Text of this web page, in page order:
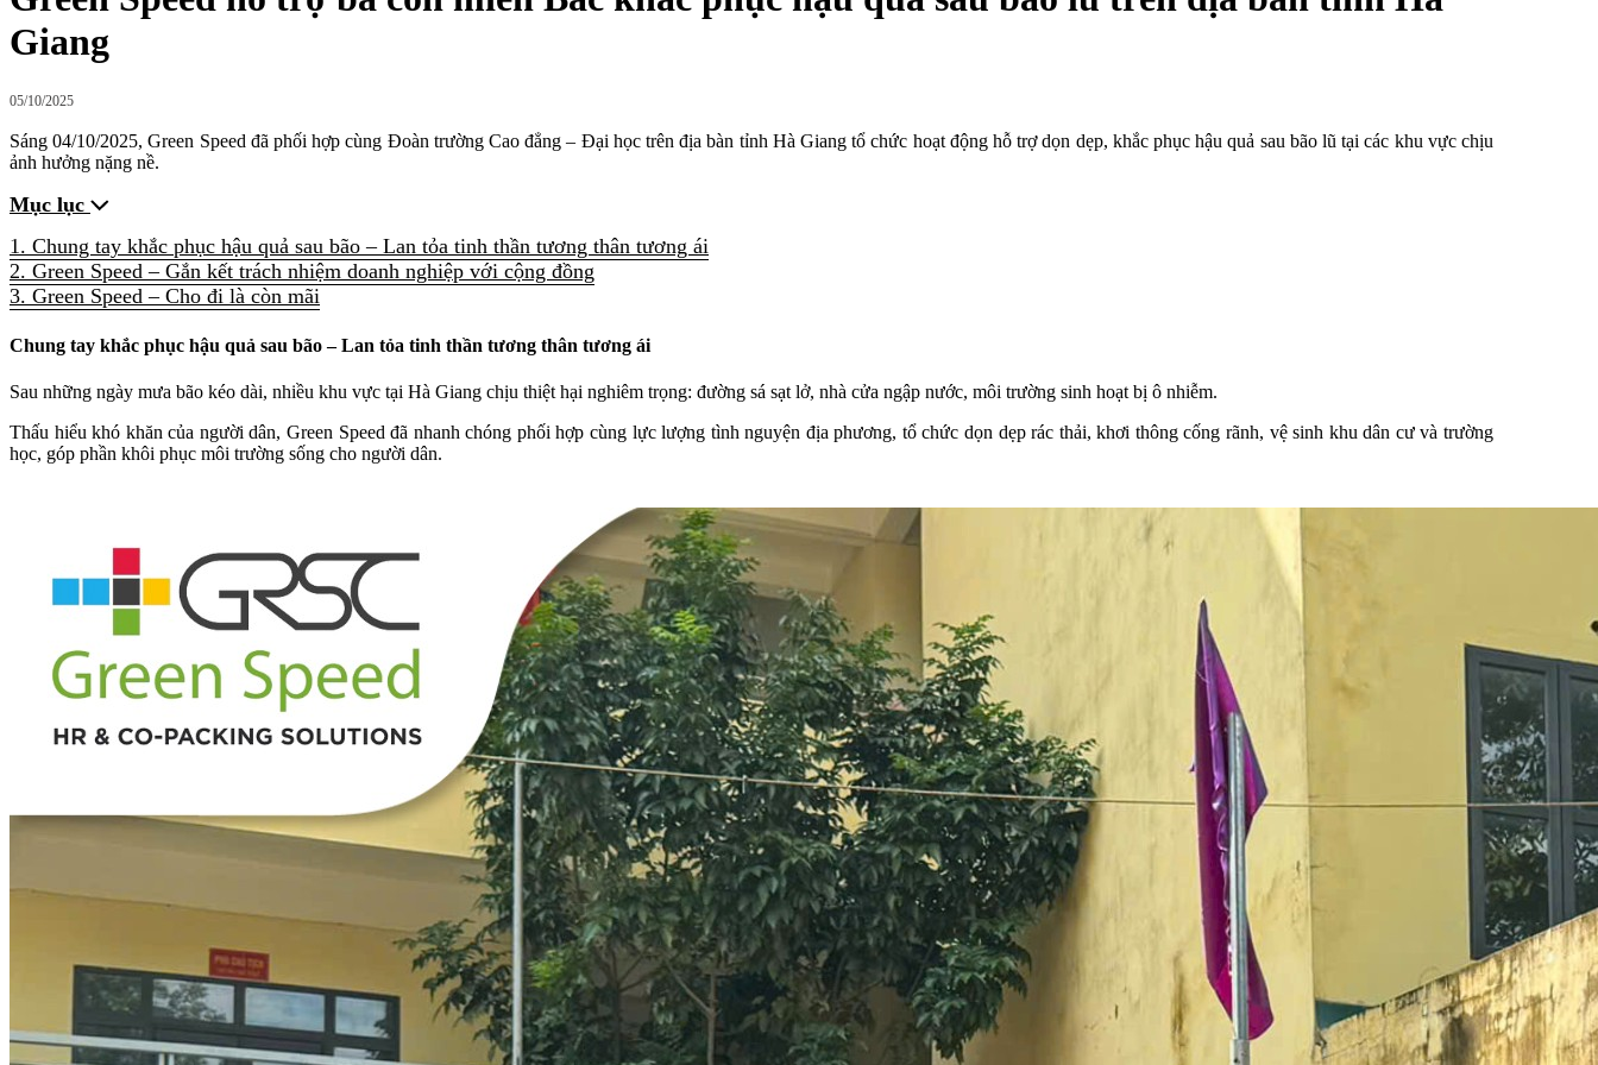
Giang
05/10/2025
Sáng 04/10/2025, Green Speed đã phối hợp cùng Đoàn trường Cao đẳng – Đại học trên địa bàn tỉnh Hà Giang tổ chức hoạt động hỗ trợ dọn dẹp, khắc phục hậu quả sau bão lũ tại các khu vực chịu
ảnh hưởng nặng nề.
Mục lục
1. Chung tay khắc phục hậu quả sau bão – Lan tỏa tinh thần tương thân tương ái
2. Green Speed – Gắn kết trách nhiệm doanh nghiệp với cộng đồng
3. Green Speed – Cho đi là còn mãi
Chung tay khắc phục hậu quả sau bão – Lan tỏa tinh thần tương thân tương ái
Sau những ngày mưa bão kéo dài, nhiều khu vực tại Hà Giang chịu thiệt hại nghiêm trọng: đường sá sạt lở, nhà cửa ngập nước, môi trường sinh hoạt bị ô nhiễm.
Thấu hiểu khó khăn của người dân, Green Speed đã nhanh chóng phối hợp cùng lực lượng tình nguyện địa phương, tổ chức dọn dẹp rác thải, khơi thông cống rãnh, vệ sinh khu dân cư và trường
học, góp phần khôi phục môi trường sống cho người dân.